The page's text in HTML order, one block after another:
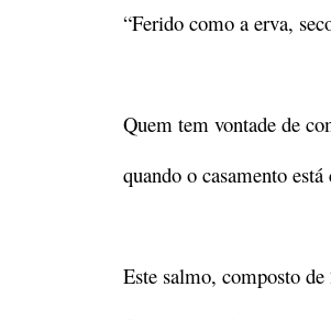
“Ferido como a erva,
Quem tem vontade de
quando o casamento
Este salmo, composto